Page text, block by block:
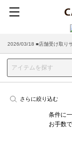
2026/03/18 ■店舗受け取り
さらに絞り込む
条件に
お手数